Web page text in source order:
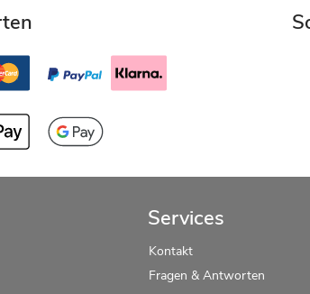
Services
Kontakt
Fragen & Antworten